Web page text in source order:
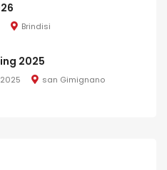
Brindisi
2025
san Gimignano